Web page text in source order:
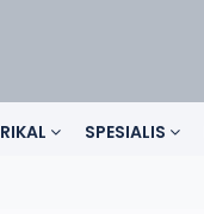
SPESIALIS